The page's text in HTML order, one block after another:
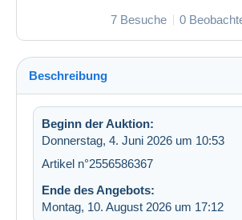
7 Besuche 0
Beschreibung
Beginn der Auktion:
Donnerstag, 4. Juni 2026 um 10:53
Artikel n°2556586367
Ende des Angebots:
Montag, 10. August 2026 um 17:12